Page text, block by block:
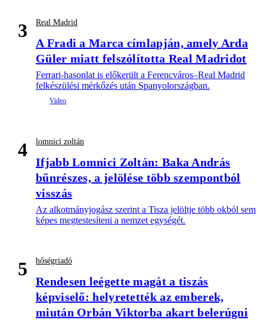
3 Real Madrid
A Fradi a Marca címlapján, amely Arda
Güler miatt felszólította Real Madridot
Ferrari-hasonlat is előkerült a Ferencváros–Real Madrid
felkészülési mérkőzés után Spanyolországban.
4 lomnici zoltán
Ifjabb Lomnici Zoltán: Baka András
bűnrészes, a jelölése több szempontból
visszás
Az alkotmányjogász szerint a Tisza jelöltje több okból sem
képes megtestesíteni a nemzet egységét.
5 hőségriadó
Rendesen leégette magát a tiszás
képviselő: helyretették az emberek,
miután Orbán Viktorba akart belerúgni